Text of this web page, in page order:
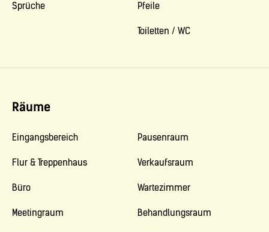
Sprüche Pfeile
Toiletten / WC
Räume
Eingangsbereich
Flur & Treppenhaus
Büro
Meetingraum
Pausenraum
Verkaufsraum
Wartezimmer
Behandlungsraum